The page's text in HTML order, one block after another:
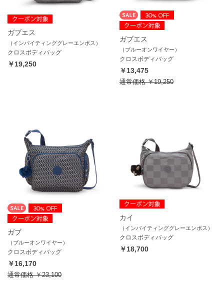
ガブエス
（インバイティンググレーエンボス）
クロスボディバッグ
￥19,250
ガブエス
（ブルーオンワイヤー）
クロスボディバッグ
￥13,475
通常価格￥19,250
ガブ
（ブルーオンワイヤー）
クロスボディバッグ
￥16,170
通常価格￥23,100
カイ
（インバイティンググレーエンボス）
クロスボディバッグ
￥18,700